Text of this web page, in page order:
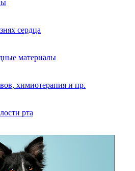
сердца
материалы
химиотерапия и пр.
рта